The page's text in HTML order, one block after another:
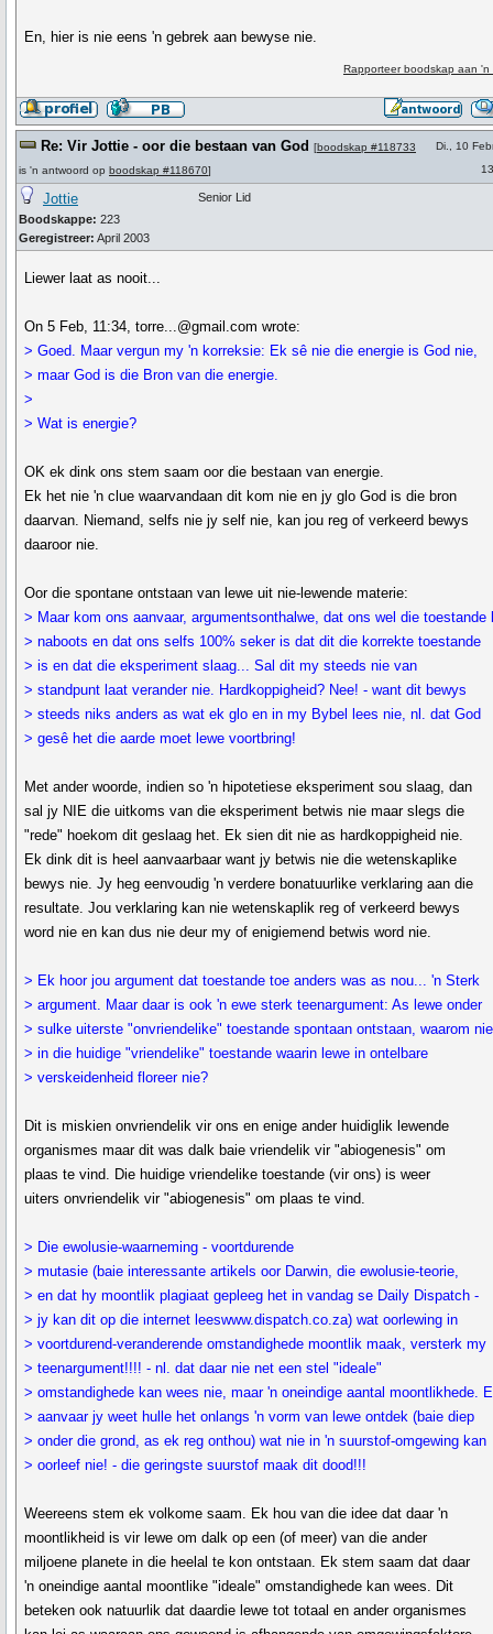
En, hier is nie eens 'n gebrek aan bewyse nie.
Rapporteer boodskap aan 'n
Re: Vir Jottie - oor die bestaan van God [boodskap #118733
is 'n antwoord op boodskap #118670]
Di., 10
Jottie
Boodskappe: 223
Geregistreer: April 2003
Senior Lid
Liewer laat as nooit...
On 5 Feb, 11:34, torre...@gmail.com wrote:
> Goed. Maar vergun my 'n korreksie: Ek sê nie die energie is God nie,
> maar God is die Bron van die energie.
>
> Wat is energie?
OK ek dink ons stem saam oor die bestaan van energie.
Ek het nie 'n clue waarvandaan dit kom nie en jy glo God is die bron
daarvan. Niemand, selfs nie jy self nie, kan jou reg of verkeerd bewys
daaroor nie.
Oor die spontane ontstaan van lewe uit nie-lewende materie:
> Maar kom ons aanvaar, argumentsonthalwe, dat ons wel die toestande
> naboots en dat ons selfs 100% seker is dat dit die korrekte toestande
> is en dat die eksperiment slaag... Sal dit my steeds nie van
> standpunt laat verander nie. Hardkoppigheid? Nee! - want dit bewys
> steeds niks anders as wat ek glo en in my Bybel lees nie, nl. dat God
> gesê het die aarde moet lewe voortbring!
Met ander woorde, indien so 'n hipotetiese eksperiment sou slaag, dan
sal jy NIE die uitkoms van die eksperiment betwis nie maar slegs die
"rede" hoekom dit geslaag het. Ek sien dit nie as hardkoppigheid nie.
Ek dink dit is heel aanvaarbaar want jy betwis nie die wetenskaplike
bewys nie. Jy heg eenvoudig 'n verdere bonatuurlike verklaring aan die
resultate. Jou verklaring kan nie wetenskaplik reg of verkeerd bewys
word nie en kan dus nie deur my of enigiemend betwis word nie.
> Ek hoor jou argument dat toestande toe anders was as nou... 'n Sterk
> argument. Maar daar is ook 'n ewe sterk teenargument: As lewe onder
> sulke uiterste "onvriendelike" toestande spontaan ontstaan, waarom nie
> in die huidige "vriendelike" toestande waarin lewe in ontelbare
> verskeidenheid floreer nie?
Dit is miskien onvriendelik vir ons en enige ander huidiglik lewende
organismes maar dit was dalk baie vriendelik vir "abiogenesis" om
plaas te vind. Die huidige vriendelike toestande (vir ons) is weer
uiters onvriendelik vir "abiogenesis" om plaas te vind.
> Die ewolusie-waarneming - voortdurende
> mutasie (baie interessante artikels oor Darwin, die ewolusie-teorie,
> en dat hy moontlik plagiaat gepleeg het in vandag se Daily Dispatch -
> jy kan dit op die internet leeswww.dispatch.co.za) wat oorlewing in
> voortdurend-veranderende omstandighede moontlik maak, versterk my
> teenargument!!!! - nl. dat daar nie net een stel "ideale"
> omstandighede kan wees nie, maar 'n oneindige aantal moontlikhede.
> aanvaar jy weet hulle het onlangs 'n vorm van lewe ontdek (baie diep
> onder die grond, as ek reg onthou) wat nie in 'n suurstof-omgewing kan
> oorleef nie! - die geringste suurstof maak dit dood!!!
Weereens stem ek volkome saam. Ek hou van die idee dat daar 'n
moontlikheid is vir lewe om dalk op een (of meer) van die ander
miljoene planete in die heelal te kon ontstaan. Ek stem saam dat daar
'n oneindige aantal moontlike "ideale" omstandighede kan wees. Dit
beteken ook natuurlik dat daardie lewe tot totaal en ander organismes